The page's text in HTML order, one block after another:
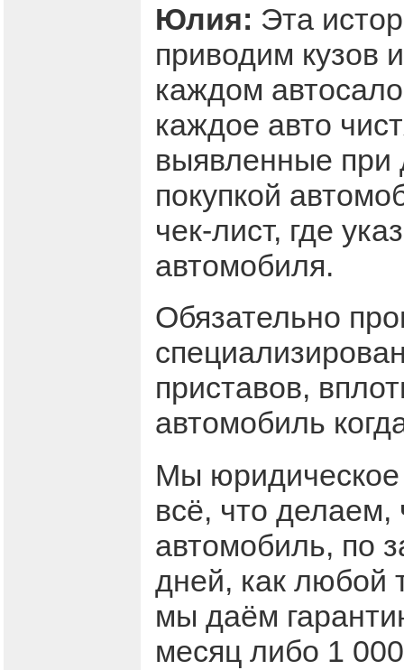
Юлия: Эта
приводим кузов
каждом
каждое авто
выявленные при
покупкой
чек-лист, где
автомобиля.
Обязательно
приставов,
автомобиль
Мы юридическое
всё, что
автомобиль, по
дней, как любой
мы даём
месяц либо 1